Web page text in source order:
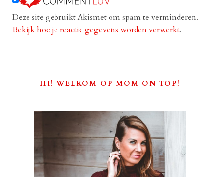
Deze site gebruikt Akismet om spam te verminderen.
Bekijk hoe je reactie gegevens worden verwerkt.
HI! WELKOM OP MOM ON TOP!